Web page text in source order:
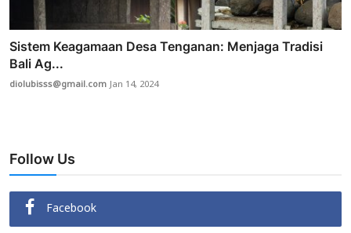
Sistem Keagamaan Desa Tenganan: Menjaga Tradisi
Bali Ag...
diolubisss@gmail.comJan 14, 2024
Follow Us
Facebook